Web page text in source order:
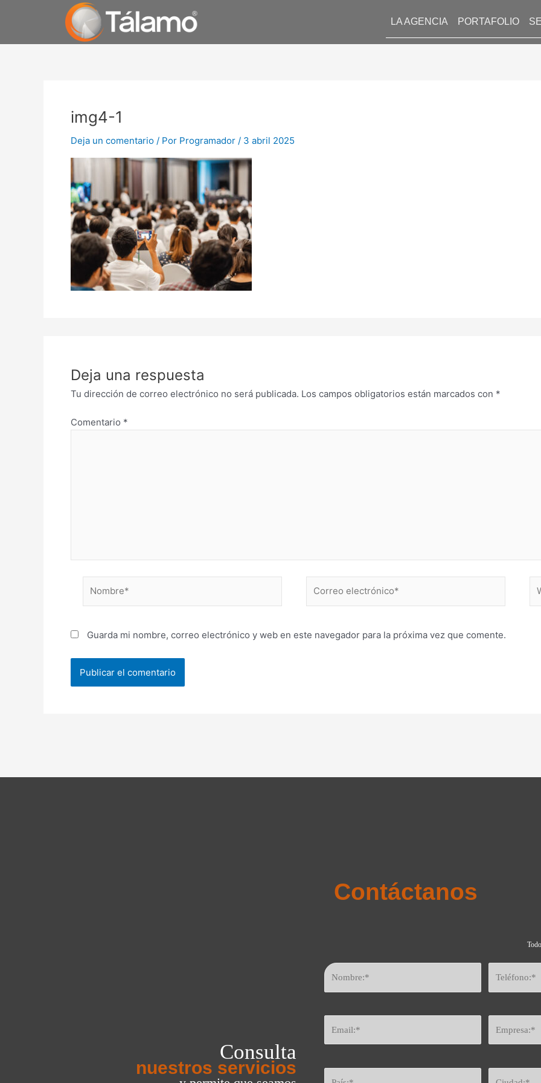
LA AGENCIA PORTAFOLIO
img4-1
Deja un comentario / Por Programador / 3 abril 2025
Deja una respuesta
Tu dirección de correo electrónico no será publicada. Los campos obligatorios están marcados con *
Comentario *
electrónico*
Guarda mi nombre, correo electrónico y web en este navegador para la próxima vez que comente.
Contáctanos
Consulta
nuestros servicios